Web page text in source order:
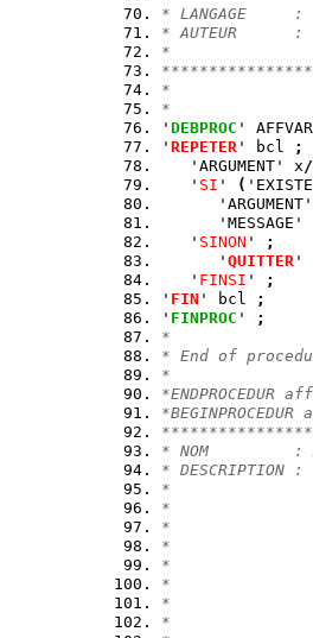
* LANGAGE     :
* AUTEUR      :
*               mél
*
*
' DEBPROC '
' REPETER ' bcl
;
   'ARGUMENT' x
/
   '
SI ' (
      'MESSAGE'
   '
SINON '
;
      '
QUITTER '
   '
FINSI '
;
' FIN ' bcl
;
' FINPROC '
;
*
* End of
*
*ENDPROCEDUR
*BEGINPROCEDUR
* NOM         :
* DESCRIPTION
*               -
*               -
*               -
*                 à
*
*
*
*